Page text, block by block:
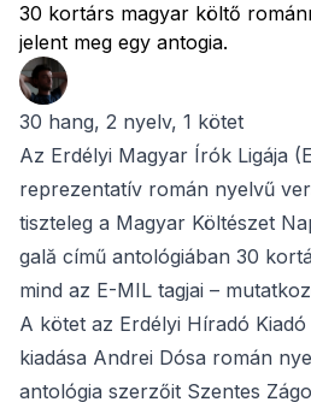
30 kortárs magyar költő
jelent meg egy antogia.
30 hang, 2 nyelv, 1 kötet
Az Erdélyi Magyar Írók Ligája
reprezentatív román nyelvű
tiszteleg a Magyar Költészet
gală című antológiában 30
mind az E-MIL tagjai –
A kötet az Erdélyi Híradó
kiadása Andrei Dósa román
antológia szerzőit Szentes